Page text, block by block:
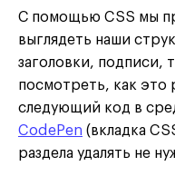
С помощью CSS мы
выглядеть наши
заголовки, подписи,
посмотреть, как это
следующий код в
CodePen (вкладка
раздела удалять не